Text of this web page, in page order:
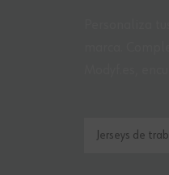
Jerseys de